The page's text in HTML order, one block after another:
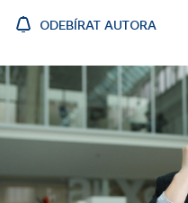
ODEBÍRAT AUTORA